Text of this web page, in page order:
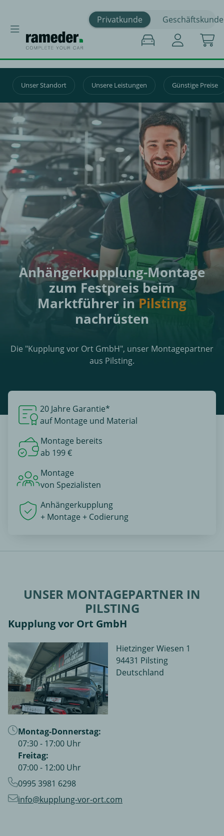
Privatkunde Geschäftskunde
Unser Standort Unsere Leistungen Günstige Preise
Anhängerkupplung-Montage
zum Festpreis beim
Marktführer in Pilsting
nachrüsten
Die "Kupplung vor Ort GmbH", unser Montagepartner
aus Pilsting.
20 Jahre Garantie*
auf Montage und Material
Montage bereits
ab 199 €
Montage
von Spezialisten
Anhängerkupplung
+ Montage + Codierung
UNSER MONTAGEPARTNER IN
PILSTING
Kupplung vor Ort GmbH
Hietzinger Wiesen 1
94431 Pilsting
Deutschland
Montag-Donnerstag:
07:30 - 17:00 Uhr
Freitag:
07:00 - 12:00 Uhr
0995 3981 6298
info@kupplung-vor-ort.com